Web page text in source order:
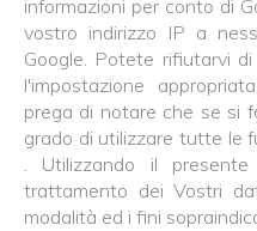
informazioni per conto di
vostro indirizzo IP a
Google. Potete rifiutarvi
l'impostazione
prega di notare che se si
grado di utilizzare tutte le
. Utilizzando il
trattamento dei Vostri
modalità ed i fini